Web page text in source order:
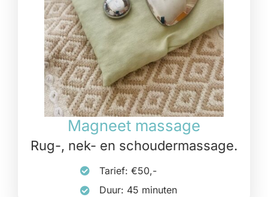
Magneet massage
Rug-, nek- en schoudermassage.
Tarief: €50,-
Duur: 45 minuten